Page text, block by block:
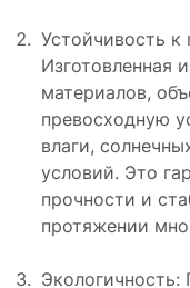
Устойчивость
Изготовленная
материалов,
превосходную
влаги,
условий. Это
прочности и
протяжении